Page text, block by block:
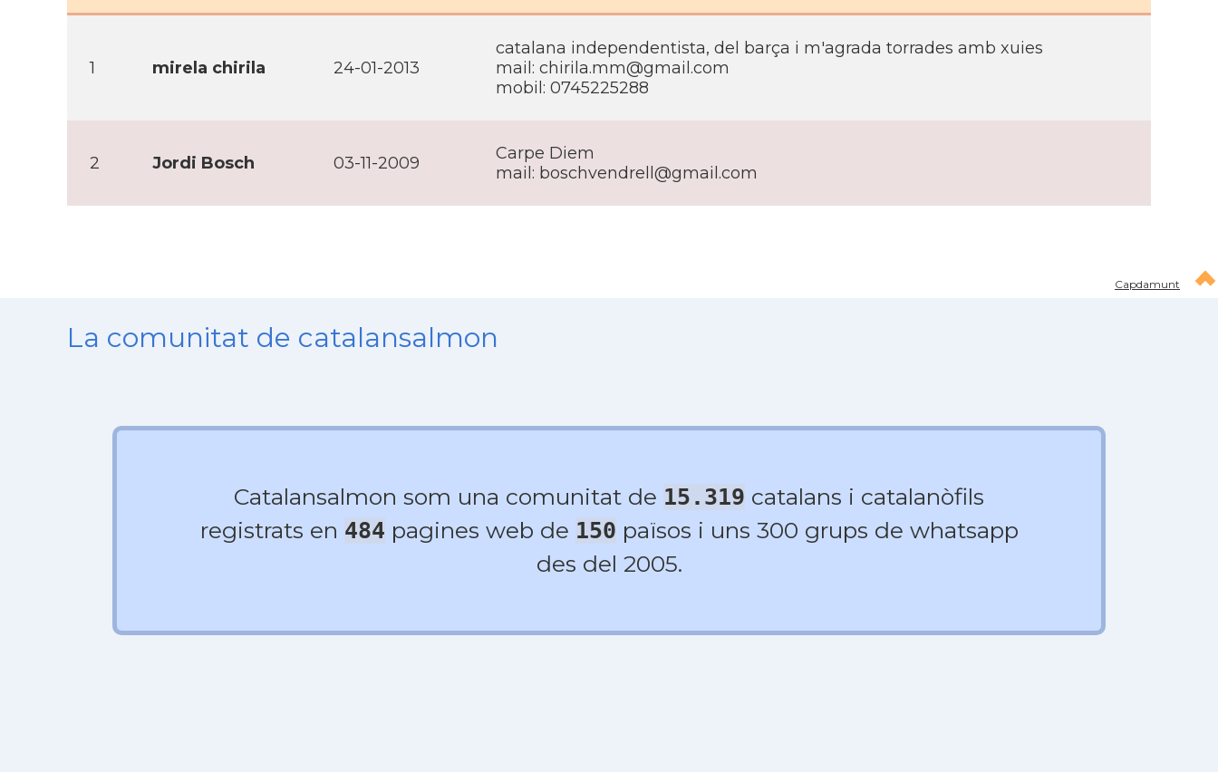
1 mirela chirila 24-01-2013
catalana independentista, del barça i m'agrada torrades amb xuies
mail: chirila.mm@gmail.com
mobil: 0745225288
2 Jordi Bosch 03-11-2009
Carpe Diem
mail: boschvendrell@gmail.com
Capdamunt
La comunitat de catalansalmon
Catalansalmon som una comunitat de 15.319 catalans i catalanòfils
registrats en 484 pagines web de 150 països i uns 300 grups de whatsapp
des del 2005.